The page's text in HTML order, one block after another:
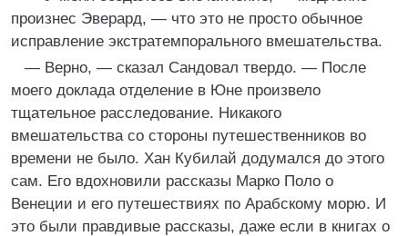
произнес Эверард, — что это не просто обычное
исправление экстратемпорального вмешательства.
— Верно, — сказал Сандовал твердо. — После
моего доклада отделение в Юне произвело
тщательное расследование. Никакого
вмешательства со стороны путешественников во
времени не было. Хан Кубилай додумался до этого
сам. Его вдохновили рассказы Марко Поло о
Венеции и его путешествиях по Арабскому морю. И
это были правдивые рассказы, даже если в книгах о